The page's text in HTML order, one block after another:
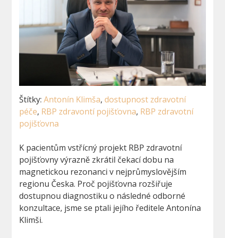
Štítky:Antonín Klimša,dostupnost zdravotní
péče, RBP zdravontí pojišťovna, RBP zdravotní
pojišťovna
K pacientům vstřícný projekt RBP zdravotní
pojišťovny výrazně zkrátil čekací dobu na
magnetickou rezonanci v nejprůmyslovějším
regionu Česka. Proč pojišťovna rozšiřuje
dostupnou diagnostiku o následné odborné
konzultace, jsme se ptali jejího ředitele Antonína
Klimši.